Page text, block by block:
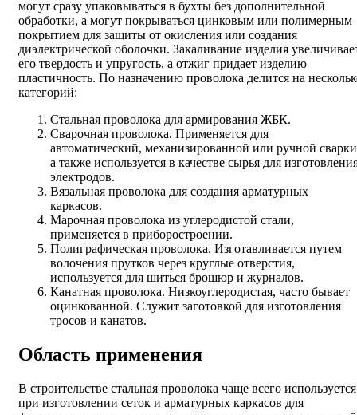
могут сразу упаковываться в бухты без дополнительной
обработки, а могут покрываться цинковым или полимерным
покрытием для защиты от окисления или создания
диэлектрической оболочки. Закаливание изделия
его твердость и упругость, а отжиг придает изделию
пластичность. По назначению проволока делится на
категорий:
Стальная проволока для армирования ЖБК.
Сварочная проволока. Применяется для
автоматический, механизированной или ручной
а также используется в качестве сырья для
электродов.
Вязальная проволока для создания арматурных
каркасов.
Марочная проволока из углеродистой стали,
применяется в приборостроении.
Полиграфическая проволока. Изготавливается путем
волочения прутков через круглые отверстия,
используется для шиться брошюр и журналов.
Канатная проволока. Низкоуглеродистая, часто бывает
оцинкованной. Служит заготовкой для изготовления
тросов и канатов.
Область применения
В строительстве стальная проволока чаще всего используется
при изготовлении сеток и арматурных каркасов для